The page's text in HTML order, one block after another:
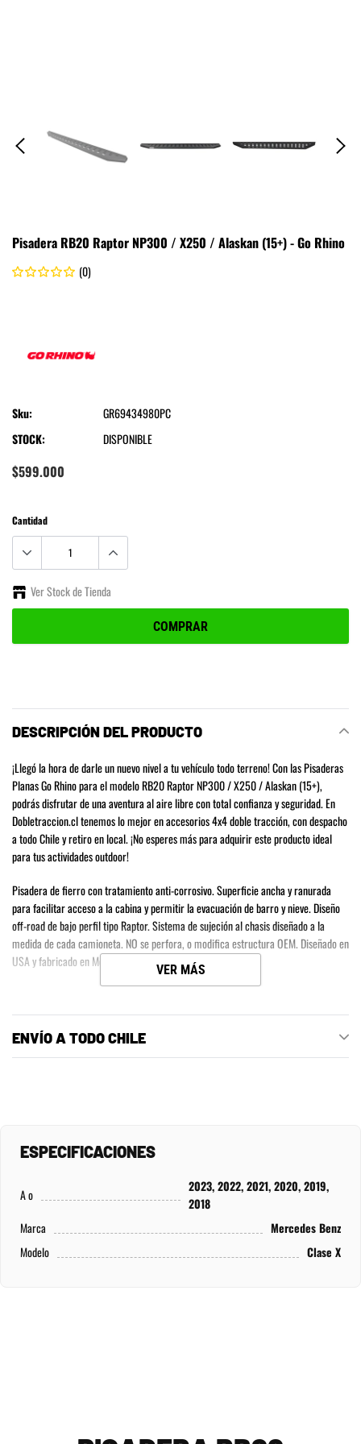
Pisadera RB20 Raptor NP300 / X250 / Alaskan (15+) - Go Rhino
(0)
Sku:
GR69434980PC
STOCK:
DISPONIBLE
$599.000
Cantidad
Ver Stock de Tienda
COMPRAR
tu
de
compra
DESCRIPCIÓN DEL PRODUCTO
¡Llegó la hora de darle un nuevo nivel a tu vehículo todo terreno! Con las Pisaderas
Planas Go Rhino para el modelo RB20 Raptor NP300 / X250 / Alaskan (15+),
podrás disfrutar de una aventura al aire libre con total confianza y seguridad. En
Dobletraccion.cl tenemos lo mejor en accesorios 4x4 doble tracción, con despacho
a todo Chile y retiro en local. ¡No esperes más para adquirir este producto ideal
para tus actividades outdoor!
Pisadera de fierro con tratamiento anti-corrosivo. Superficie ancha y ranurada
para facilitar acceso a la cabina y permitir la evacuación de barro y nieve. Diseño
off-road de bajo perfil tipo Raptor. Sistema de sujeción al chasis diseñado a la
medida de cada camioneta. NO se perfora, o modifica estructura OEM. Diseñado en
USA y fabricado en México.
VER MÁS
ENVÍO A TODO CHILE
ESPECIFICACIONES
A o
2023, 2022, 2021, 2020, 2019,
2018
Marca
Mercedes Benz
Modelo
Clase X